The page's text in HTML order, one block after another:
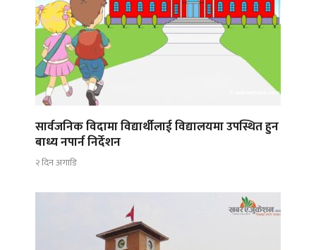
सार्वजनिक विदामा विद्यार्थीलाई विद्यालयमा उपस्थित हुन
बाध्य नपार्न निर्देशन
२ दिन अगाडि